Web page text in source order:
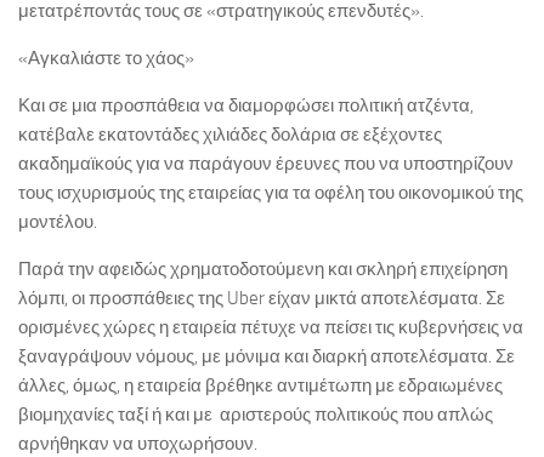
μετατρέποντάς τους σε «στρατηγικούς επενδυτές».
«Αγκαλιάστε το χάος»
Και σε μια προσπάθεια να διαμορφώσει πολιτική ατζέντα,
κατέβαλε εκατοντάδες χιλιάδες δολάρια σε εξέχοντες
ακαδημαϊκούς για να παράγουν έρευνες που να υποστηρίζουν
τους ισχυρισμούς της εταιρείας για τα οφέλη του οικονομικού της
μοντέλου.
Παρά την αφειδώς χρηματοδοτούμενη και σκληρή επιχείρηση
λόμπι, οι προσπάθειες της Uber είχαν μικτά αποτελέσματα. Σε
ορισμένες χώρες η εταιρεία πέτυχε να πείσει τις κυβερνήσεις να
ξαναγράψουν νόμους, με μόνιμα και διαρκή αποτελέσματα. Σε
άλλες, όμως, η εταιρεία βρέθηκε αντιμέτωπη με εδραιωμένες
βιομηχανίες ταξί ή και με αριστερούς πολιτικούς που απλώς
αρνήθηκαν να υποχωρήσουν.